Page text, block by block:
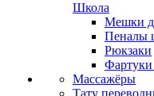
Школа
Мешки
Пеналы
Рюкзаки
Фартуки
Массажёры
Тату